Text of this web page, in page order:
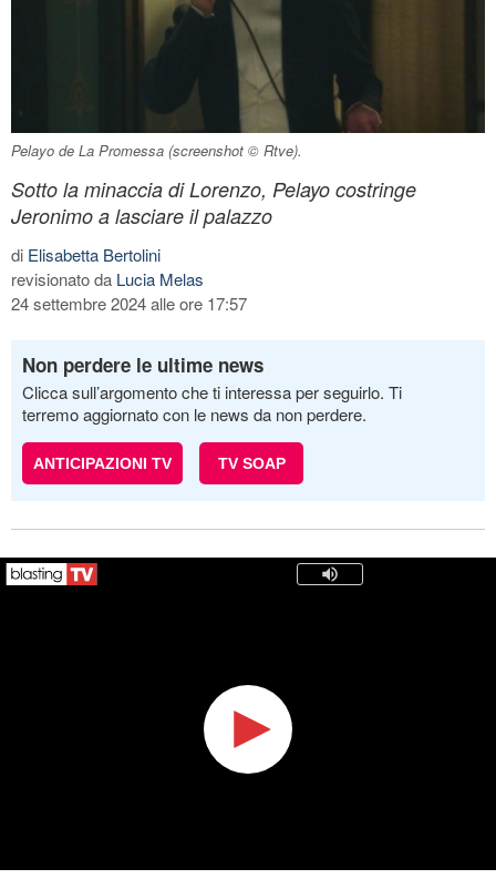
Pelayo de La Promessa (screenshot © Rtve).
Sotto la minaccia di Lorenzo, Pelayo costringe
Jeronimo a lasciare il palazzo
di Elisabetta Bertolini
revisionato da Lucia Melas
24 settembre 2024 alle ore 17:57
Non perdere le ultime news
Clicca sull’argomento che ti interessa per seguirlo. Ti
terremo aggiornato con le news da non perdere.
ANTICIPAZIONI TV TV SOAP